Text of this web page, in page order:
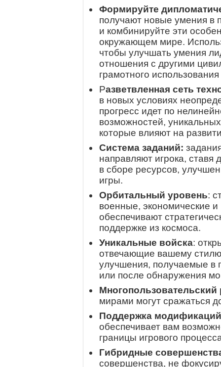
Формируйте
получают новые умения в
и комбинируйте эти
окружающем мире.
чтобы улучшать умения
отношения с другими
грамотного
Разветвленная сеть
в новых условиях
прогресс идет по
возможностей,
которые влияют на
Система заданий:
направляют игрока,
в сборе ресурсов,
игры.
Орбитальный уровень:
военные, экономические
обеспечивают
поддержке из космоса.
Уникальные войска:
отвечающие вашему
улучшения, получаемые в
или после обнаружения
мирами могут сражаться
Поддержка модификаций
обеспечивает вам
границы игрового
Гибридные
совершенства, не